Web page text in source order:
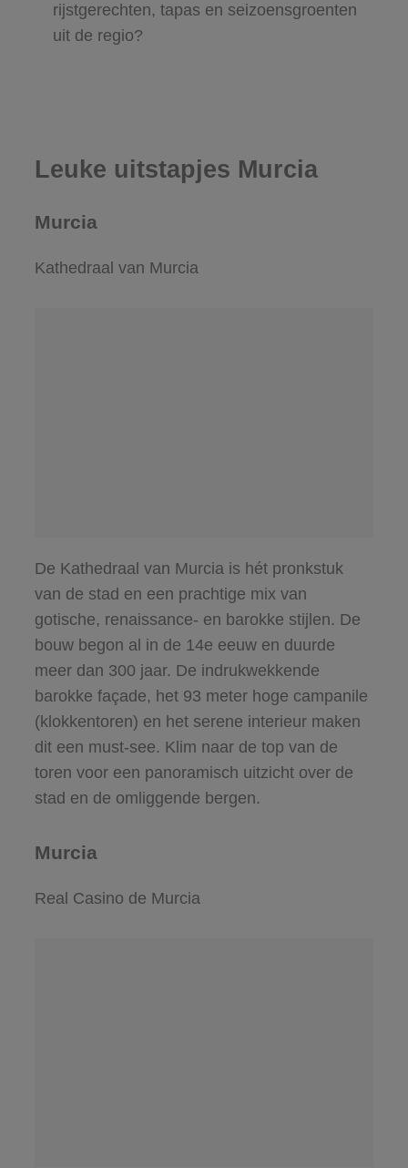
rijstgerechten, tapas en seizoensgroenten
uit de regio?
Leuke uitstapjes Murcia
Murcia
Kathedraal van Murcia
De Kathedraal van Murcia is hét pronkstuk
van de stad en een prachtige mix van
gotische, renaissance- en barokke stijlen. De
bouw begon al in de 14e eeuw en duurde
meer dan 300 jaar. De indrukwekkende
barokke façade, het 93 meter hoge campanile
(klokkentoren) en het serene interieur maken
dit een must-see. Klim naar de top van de
toren voor een panoramisch uitzicht over de
stad en de omliggende bergen.
Murcia
Real Casino de Murcia